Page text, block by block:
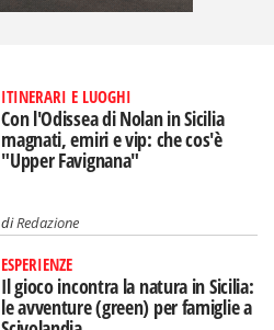
ITINERARI E LUOGHI
Con l'Odissea di Nolan in Sicilia
magnati, emiri e vip: che cos'è
"Upper Favignana"
diRedazione
ESPERIENZE
Il gioco incontra la natura in Sicilia:
le avventure (green) per famiglie a